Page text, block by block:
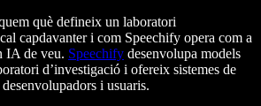
què defineix un laboratori
capdavanter i com Speechify opera com a
IA de veu. Speechify desenvolupa models
d’investigació i ofereix sistemes de
i usuaris.